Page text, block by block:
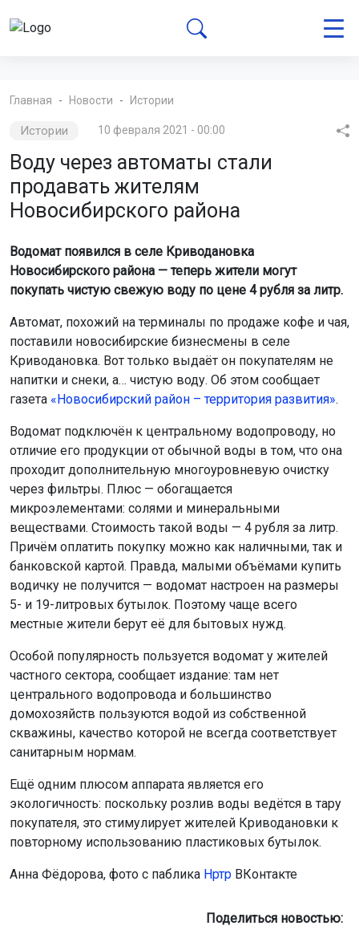
Главная Новости Истории
Истории 10 февраля 2021 - 00:00
Воду через автоматы стали
продавать жителям
Новосибирского района
Водомат появился в селе Криводановка
Новосибирского района — теперь жители могут
покупать чистую свежую воду по цене 4 рубля за литр.
Автомат, похожий на терминалы по продаже кофе и чая,
поставили новосибирские бизнесмены в селе
Криводановка. Вот только выдаёт он покупателям не
напитки и снеки, а… чистую воду. Об этом сообщает
газета «Новосибирский район – территория развития».
Водомат подключён к центральному водопроводу, но
отличие его продукции от обычной воды в том, что она
проходит дополнительную многоуровневую очистку
через фильтры. Плюс — обогащается
микроэлементами: солями и минеральными
веществами. Стоимость такой воды — 4 рубля за литр.
Причём оплатить покупку можно как наличными, так и
банковской картой. Правда, малыми объёмами купить
водичку не получится — водомат настроен на размеры
5- и 19-литровых бутылок. Поэтому чаще всего
местные жители берут её для бытовых нужд.
Особой популярность пользуется водомат у жителей
частного сектора, сообщает издание: там нет
центрального водопровода и большинство
домохозяйств пользуются водой из собственной
скважины, качество которой не всегда соответствует
санитарным нормам.
Ещё одним плюсом аппарата является его
экологичность: поскольку розлив воды ведётся в тару
покупателя, это стимулирует жителей Криводановки к
повторному использованию пластиковых бутылок.
Анна Фёдорова, фото с паблика Нртр ВКонтакте
Поделиться новостью: